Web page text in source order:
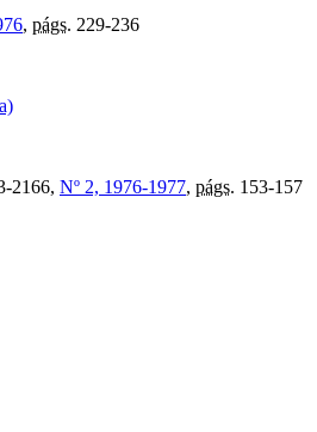
, págs. 229-236
2166, Nº 2, 1976-1977, págs. 153-157